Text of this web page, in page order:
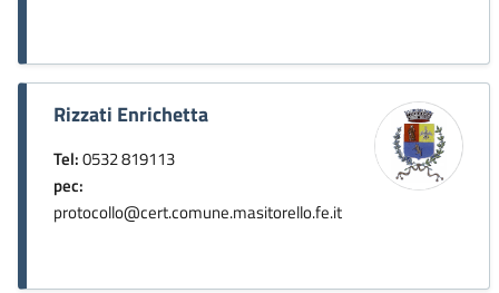
Rizzati Enrichetta
Tel:0532 819113
pec:
protocollo@cert.comune.masitorello.fe.it